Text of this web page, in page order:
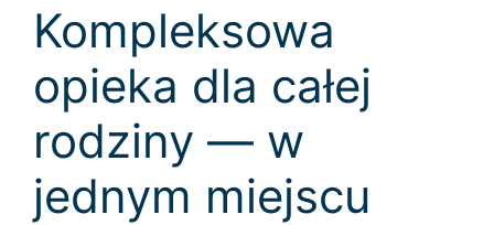
Kompleksowa
opieka dla całej
rodziny — w
jednym miejscu